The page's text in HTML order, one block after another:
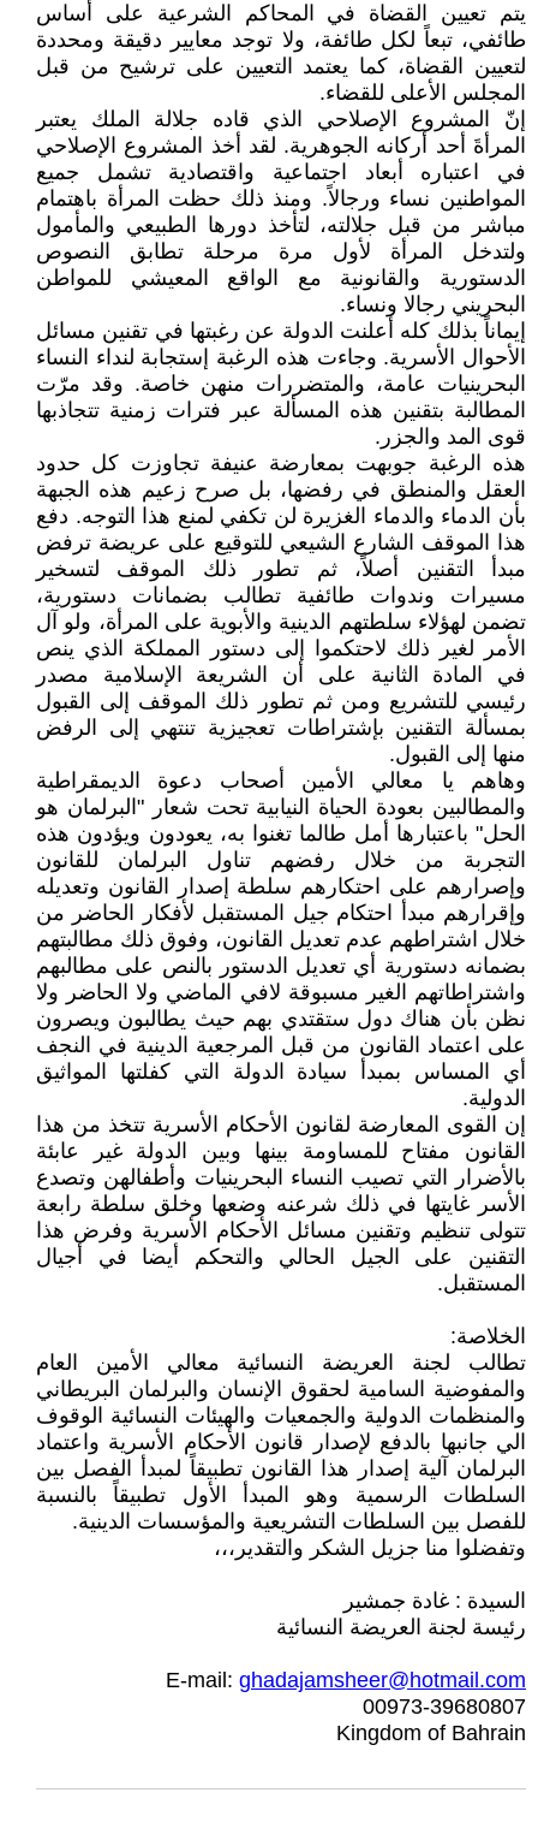
يتم تعيين القضاة في المحاكم الشرعية على أساس
طائفي، تبعاً لكل طائفة، ولا توجد معايير دقيقة ومحددة
لتعيين القضاة، كما يعتمد التعيين على ترشيح من قبل
المجلس الأعلى للقضاء.
إنّ المشروع الإصلاحي الذي قاده جلالة الملك يعتبر
المرأةَ أحد أركانه الجوهرية. لقد أخذ المشروع الإصلاحي
في اعتباره أبعاد اجتماعية واقتصادية تشمل جميع
المواطنين نساء ورجالاً. ومنذ ذلك حظت المرأة باهتمام
مباشر من قبل جلالته، لتأخذ دورها الطبيعي والمأمول
ولتدخل المرأة لأول مرة مرحلة تطابق النصوص
الدستورية والقانونية مع الواقع المعيشي للمواطن
البحريني رجالا ونساء.
إيماناً بذلك كله أعلنت الدولة عن رغبتها في تقنين مسائل
الأحوال الأسرية. وجاءت هذه الرغبة إستجابة لنداء النساء
البحرينيات عامة، والمتضررات منهن خاصة. وقد مرّت
المطالبة بتقنين هذه المسألة عبر فترات زمنية تتجاذبها
قوى المد والجزر.
هذه الرغبة جوبهت بمعارضة عنيفة تجاوزت كل حدود
العقل والمنطق في رفضها، بل صرح زعيم هذه الجبهة
بأن الدماء والدماء الغزيرة لن تكفي لمنع هذا التوجه. دفع
هذا الموقف الشارع الشيعي للتوقيع على عريضة ترفض
مبدأ التقنين أصلاً، ثم تطور ذلك الموقف لتسخير
مسيرات وندوات طائفية تطالب بضمانات دستورية،
تضمن لهؤلاء سلطتهم الدينية والأبوية على المرأة، ولو آل
الأمر لغير ذلك لاحتكموا إلى دستور المملكة الذي ينص
في المادة الثانية على أن الشريعة الإسلامية مصدر
رئيسي للتشريع ومن ثم تطور ذلك الموقف إلى القبول
بمسألة التقنين بإشتراطات تعجيزية تنتهي إلى الرفض
منها إلى القبول.
وهاهم يا معالي الأمين أصحاب دعوة الديمقراطية
والمطالبين بعودة الحياة النيابية تحت شعار "البرلمان هو
الحل" باعتبارها أمل طالما تغنوا به، يعودون ويؤدون هذه
التجربة من خلال رفضهم تناول البرلمان للقانون
وإصرارهم على احتكارهم سلطة إصدار القانون وتعديله
وإقرارهم مبدأ احتكام جيل المستقبل لأفكار الحاضر من
خلال اشتراطهم عدم تعديل القانون، وفوق ذلك مطالبتهم
بضمانه دستورية أي تعديل الدستور بالنص على مطالبهم
واشتراطاتهم الغير مسبوقة لافي الماضي ولا الحاضر ولا
نظن بأن هناك دول ستقتدي بهم حيث يطالبون ويصرون
على اعتماد القانون من قبل المرجعية الدينية في النجف
أي المساس بمبدأ سيادة الدولة التي كفلتها المواثيق
الدولية.
إن القوى المعارضة لقانون الأحكام الأسرية تتخذ من هذا
القانون مفتاح للمساومة بينها وبين الدولة غير عابئة
بالأضرار التي تصيب النساء البحرينيات وأطفالهن وتصدع
الأسر غايتها في ذلك شرعنه وضعها وخلق سلطة رابعة
تتولى تنظيم وتقنين مسائل الأحكام الأسرية وفرض هذا
التقنين على الجيل الحالي والتحكم أيضا في أجيال
المستقبل.
الخلاصة:
تطالب لجنة العريضة النسائية معالي الأمين العام
والمفوضية السامية لحقوق الإنسان والبرلمان البريطاني
والمنظمات الدولية والجمعيات والهيئات النسائية الوقوف
الي جانبها بالدفع لإصدار قانون الأحكام الأسرية واعتماد
البرلمان آلية إصدار هذا القانون تطبيقاً لمبدأ الفصل بين
السلطات الرسمية وهو المبدأ الأول تطبيقاً بالنسبة
للفصل بين السلطات التشريعية والمؤسسات الدينية.
وتفضلوا منا جزيل الشكر والتقدير،،،
السيدة : غادة جمشير
رئيسة لجنة العريضة النسائية
E-mail: ghadajamsheer@hotmail.com
00973-39680807
Kingdom of Bahrain